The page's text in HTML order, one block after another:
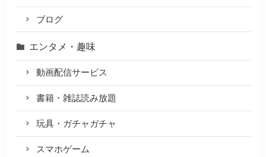
ブログ
エンタメ・趣味
動画配信サービス
書籍・雑誌読み放題
玩具・ガチャガチャ
スマホゲーム